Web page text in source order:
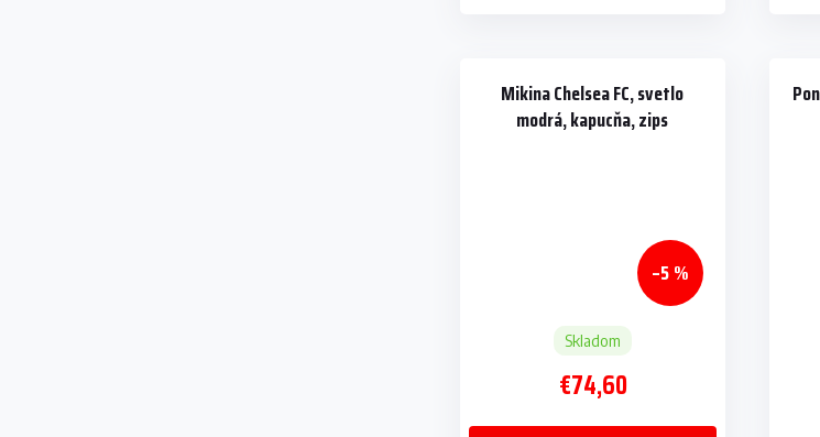
Mikina Chelsea FC, svetlo
modrá, kapucňa, zips
–5 %
Skladom
€74,60